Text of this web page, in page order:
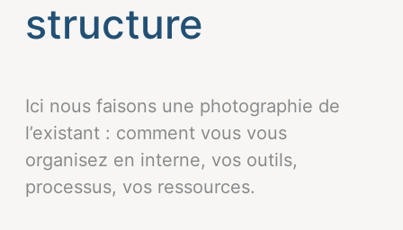
structure
Ici nous faisons une photographie de
l’existant : comment vous vous
organisez en interne, vos outils,
processus, vos ressources.